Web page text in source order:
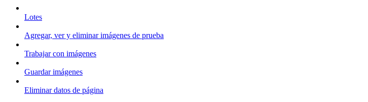
Lotes
Agregar, ver y eliminar imágenes de prueba
Trabajar con imágenes
Guardar imágenes
Eliminar datos de página